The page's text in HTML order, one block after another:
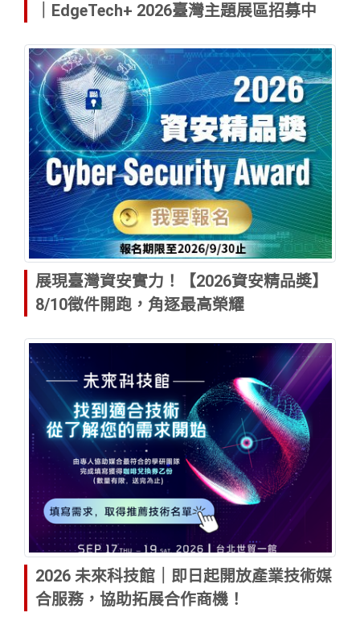
｜EdgeTech+ 2026臺灣主題展區招募中
展現臺灣資安實力！【2026資安精品奬】
8/10徵件開跑，角逐最高榮耀
2026 未來科技館｜即日起開放產業技術媒
合服務，協助拓展合作商機！